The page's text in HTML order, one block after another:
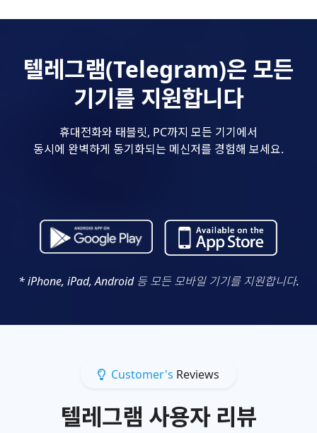
텔레그램(Telegram)은 모든
기기를 지원합니다
휴대전화와 태블릿, PC까지 모든 기기에서
동시에 완벽하게 동기화되는 메신저를 경험해 보세요.
* iPhone, iPad, Android 등 모든 모바일 기기를 지원합니다.
Customer's Reviews
텔레그램 사용자 리뷰